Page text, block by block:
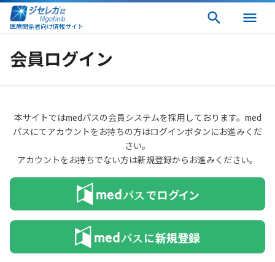
医療関係者向け情報サイト
会員ログイン
本サイトではmedパスの会員システムを採用しております。med
パスにてアカウントをお持ちの方はログインボタンにお進みくだ
さい。
アカウントをお持ちでない方は新規登録からお進みください。